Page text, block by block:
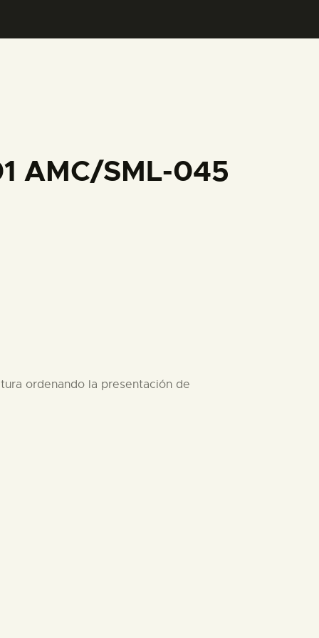
AMC/SML-045
ordenando la presentación de